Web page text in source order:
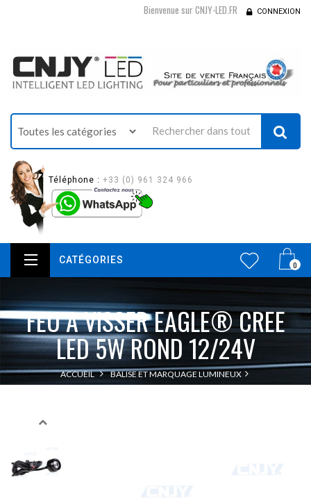
Bienvenue sur CNJY-LED.FR CONNEXION
Téléphone : +33 (0) 961 324 966
0
CATÉGORIES
FEU A VISSER EAGLE® CREE
LED 5W ROND 12/24V
ACCUEIL
BALISE ET MARQUAGE LUMINEUX